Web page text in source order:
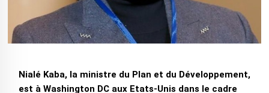
Nialé Kaba, la ministre du Plan et du Développement,
est à Washington DC aux Etats-Unis dans le cadre